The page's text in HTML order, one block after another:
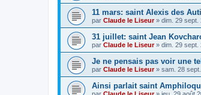
11 mars: saint Alexis des
par Claude le Liseur» dim. 29 sept.
31 juillet: saint Jean
par Claude le Liseur» dim. 29 sept.
Je ne pensais pas voir une
par Claude le Liseur» sam. 28
Ainsi parlait saint
par Claude le Liseur» jeu. 29 août